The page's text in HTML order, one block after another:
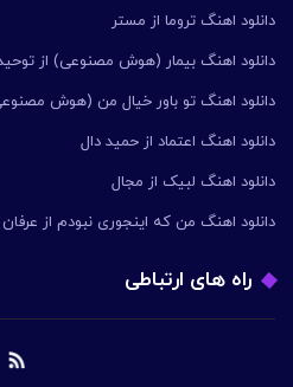
دانلود اهنگ تروما از مستر
دانلود اهنگ بیمار (هوش مصنوعی) از
دانلود اهنگ تو باور خیال من (هوش
دانلود اهنگ اعتماد از حمید دال
دانلود اهنگ لبیک از مجال
دانلود اهنگ من که اینجوری نبودم از عرفان
راه های ارتباطی